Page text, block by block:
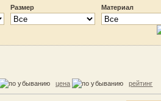
Размер Материал
цена рейтинг